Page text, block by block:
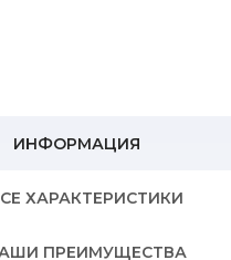
ИНФОРМАЦИЯ
ХАРАКТЕРИСТИКИ
ПРЕИМУЩЕСТВА